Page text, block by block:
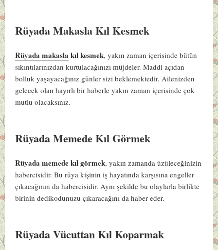
Rüyada Makasla Kıl Kesmek
Rüyada makasla kıl kesmek, yakın zaman içerisinde bütün
sıkıntılarınızdan kurtulacağınızı müjdeler. Maddi açıdan
bolluk yaşayacağınız günler sizi beklemektedir. Ailenizden
gelecek olan hayırlı bir haberle yakın zaman içerisinde çok
mutlu olacaksınız.
Rüyada Memede Kıl Görmek
Rüyada memede kıl görmek, yakın zamanda üzüleceğinizin
habercisidir. Bu rüya kişinin iş hayatında karşısına engeller
çıkacağının da habercisidir. Aynı şekilde bu olaylarla birlikte
birinin dedikodunuzu çıkaracağını da haber eder.
Rüyada Vücuttan Kıl Koparmak